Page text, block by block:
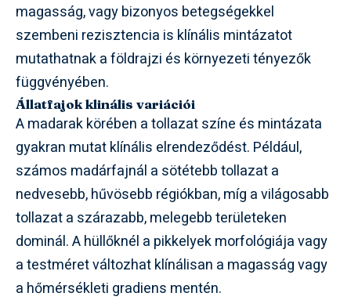
magasság, vagy bizonyos betegségekkel
szembeni rezisztencia is klínális mintázatot
mutathatnak a földrajzi és környezeti tényezők
függvényében.
Állatfajok klinális variációi
A madarak körében a tollazat színe és mintázata
gyakran mutat klínális elrendeződést. Például,
számos madárfajnál a sötétebb tollazat a
nedvesebb, hűvösebb régiókban, míg a világosabb
tollazat a szárazabb, melegebb területeken
dominál. A hüllőknél a pikkelyek morfológiája vagy
a testméret változhat klínálisan a magasság vagy
a hőmérsékleti gradiens mentén.